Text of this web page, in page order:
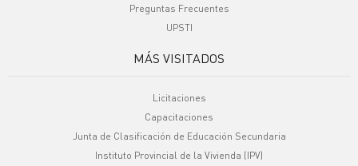
Preguntas Frecuentes
UPSTI
MÁS VISITADOS
Licitaciones
Capacitaciones
Junta de Clasificación de Educación Secundaria
Instituto Provincial de la Vivienda (IPV)